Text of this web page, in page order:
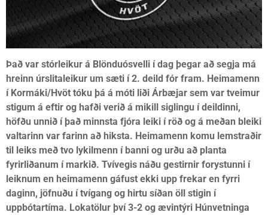
Það var stórleikur á Blönduósvelli í dag þegar að segja má
hreinn úrslitaleikur um sæti í 2. deild fór fram. Heimamenn
í Kormáki/Hvöt tóku þá á móti liði Árbæjar sem var tveimur
stigum á eftir og hafði verið á mikill siglingu í deildinni,
höfðu unnið í það minnsta fjóra leiki í röð og á meðan bleiki
valtarinn var farinn að hiksta. Heimamenn komu lemstraðir
til leiks með tvo lykilmenn í banni og urðu að planta
fyrirliðanum í markið. Tvívegis náðu gestirnir forystunni í
leiknum en heimamenn gáfust ekki upp frekar en fyrri
daginn, jöfnuðu í tvígang og hirtu síðan öll stigin í
uppbótartíma. Lokatölur því 3-2 og ævintýri Húnvetninga